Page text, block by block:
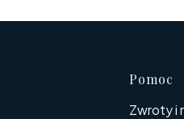
Pomoc
Zwroty i